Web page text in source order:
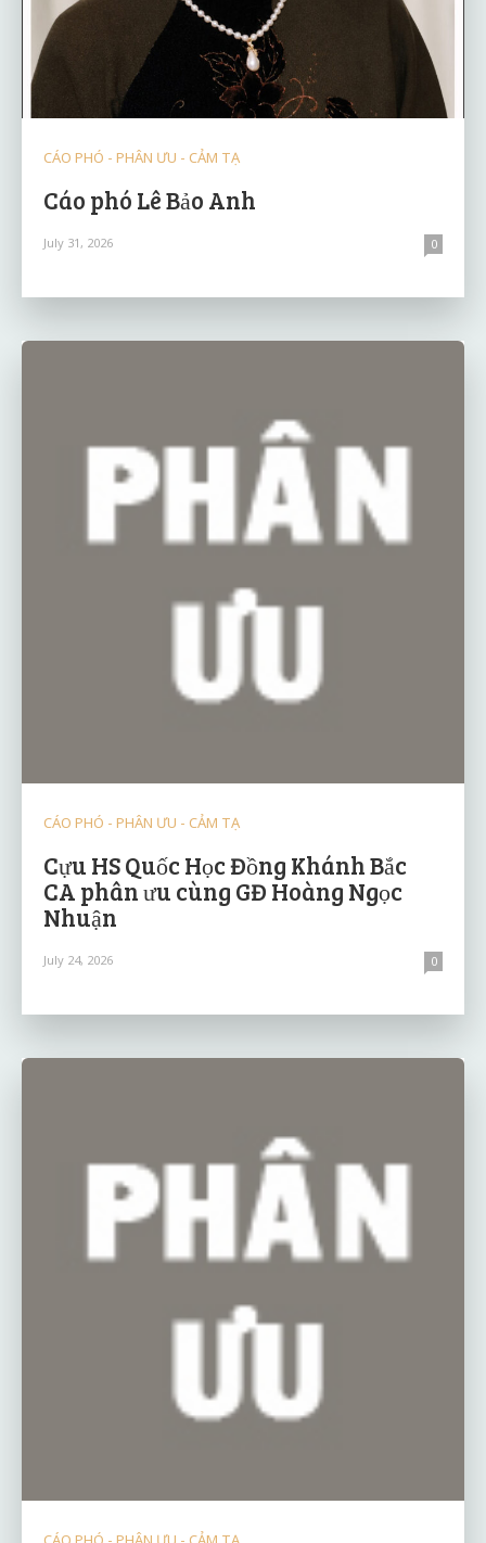
CÁO PHÓ - PHÂN ƯU - CẢM TẠ
Cáo phó Lê Bảo Anh
July 31, 2026 0
CÁO PHÓ - PHÂN ƯU - CẢM TẠ
Cựu HS Quốc Học Đồng Khánh Bắc
CA phân ưu cùng GĐ Hoàng Ngọc
Nhuận
July 24, 2026 0